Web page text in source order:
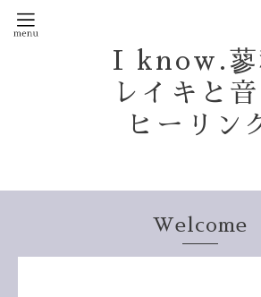
I know.蓼
レイキと
ヒーリン
Welcome